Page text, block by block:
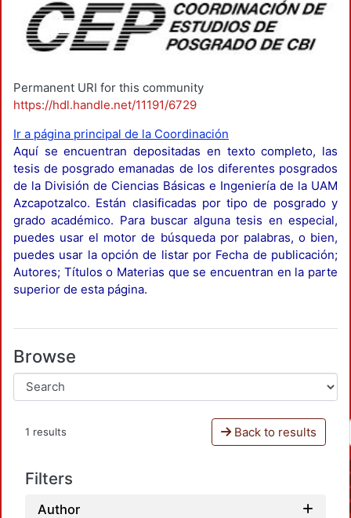
Permanent URI for this community
https://hdl.handle.net/11191/6729
Ir a página principal de la Coordinación
Aquí se encuentran depositadas en texto completo, las
tesis de posgrado emanadas de los diferentes posgrados
de la División de Ciencias Básicas e Ingeniería de la UAM
Azcapotzalco. Están clasificadas por tipo de posgrado y
grado académico. Para buscar alguna tesis en especial,
puedes usar el motor de búsqueda por palabras, o bien,
puedes usar la opción de listar por Fecha de publicación;
Autores; Títulos o Materias que se encuentran en la parte
superior de esta página.
Browse
1 results Back to results
Filters
Author